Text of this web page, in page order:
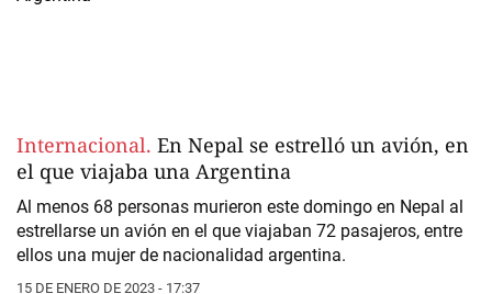
Internacional. En Nepal se estrelló un avión, en
el que viajaba una Argentina
Al menos 68 personas murieron este domingo en Nepal al
estrellarse un avión en el que viajaban 72 pasajeros, entre
ellos una mujer de nacionalidad argentina.
15 DE ENERO DE 2023 - 17:37